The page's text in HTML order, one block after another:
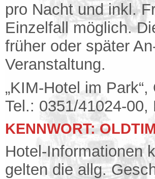
pro Nacht und inkl.
Einzelfall möglich.
früher oder später
Veranstaltung.
„KIM-Hotel im
Tel.: 0351/41024-
KENNWORT:
Hotel-Informationen
gelten die allg.